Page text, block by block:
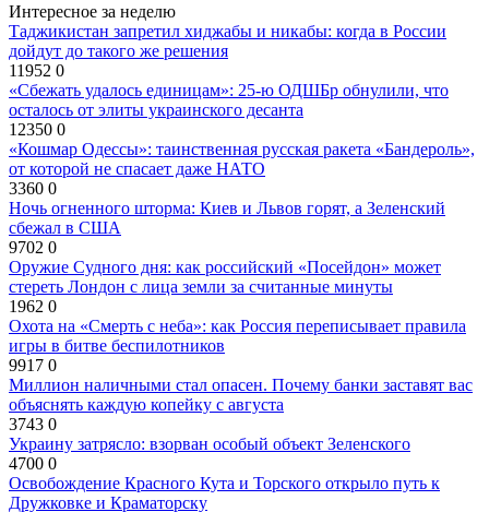
Интересное за неделю
Таджикистан запретил хиджабы и никабы: когда в России
дойдут до такого же решения
11952 0
«Сбежать удалось единицам»: 25-ю ОДШБр обнулили, что
осталось от элиты украинского десанта
12350 0
«Кошмар Одессы»: таинственная русская ракета «Бандероль»,
от которой не спасает даже НАТО
3360 0
Ночь огненного шторма: Киев и Львов горят, а Зеленский
сбежал в США
9702 0
Оружие Судного дня: как российский «Посейдон» может
стереть Лондон с лица земли за считанные минуты
1962 0
Охота на «Смерть с неба»: как Россия переписывает правила
игры в битве беспилотников
9917 0
Миллион наличными стал опасен. Почему банки заставят вас
объяснять каждую копейку с августа
3743 0
Украину затрясло: взорван особый объект Зеленского
4700 0
Освобождение Красного Кута и Торского открыло путь к
Дружковке и Краматорску